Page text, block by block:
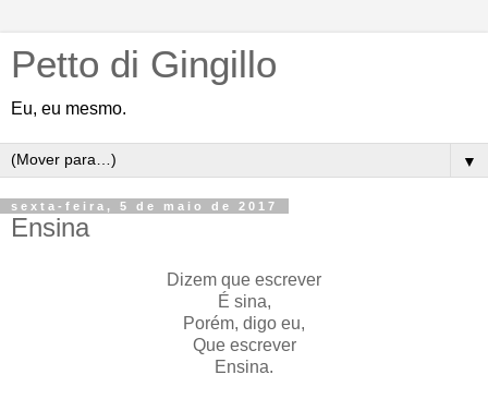
Petto di Gingillo
Eu, eu mesmo.
▼
sexta-feira, 5 de maio de 2017
Ensina
Dizem que escrever
É sina,
Porém, digo eu,
Que escrever
Ensina.